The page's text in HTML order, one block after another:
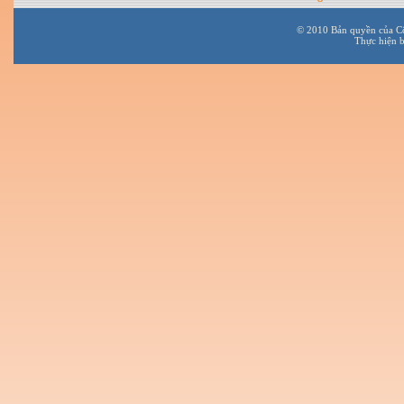
© 2010 Bản quyền của
Thực hiện